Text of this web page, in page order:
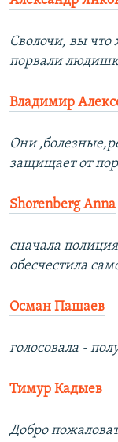
Сволочи, вы что
порвали
Владимир
Они
защищает от
Shorenberg Anna
сначала
обесчестила
Осман Пашаев
голосовала -
Тимур Кадыев
Добро